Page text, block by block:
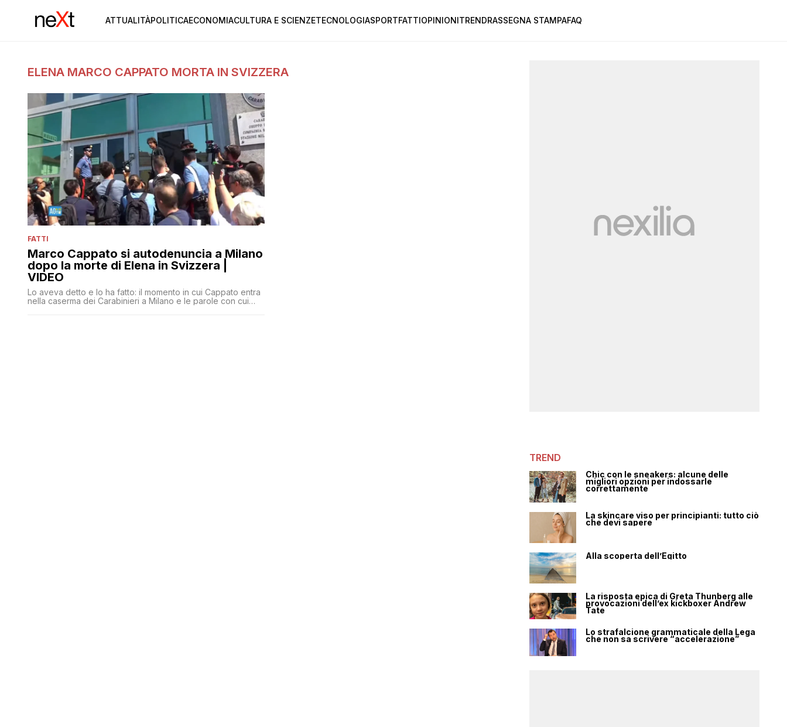
ATTUALITÀPOLITICAECONOMIACULTURA E SCIENZETECNOLOGIASPORTFATTIOPINIONITRENDRASSEGNA STAMPAFAQ
ELENA MARCO CAPPATO MORTA IN SVIZZERA
FATTI
Marco Cappato si autodenuncia a Milano
dopo la morte di Elena in Svizzera |
VIDEO
Lo aveva detto e lo ha fatto: il momento in cui Cappato entra
nella caserma dei Carabinieri a Milano e le parole con cui
TREND
Chic con le sneakers: alcune delle
migliori opzioni per indossarle
correttamente
La skincare viso per principianti: tutto ciò
che devi sapere
Alla scoperta dell’Egitto
La risposta epica di Greta Thunberg alle
provocazioni dell’ex kickboxer Andrew
Tate
Lo strafalcione grammaticale della Lega
che non sa scrivere “accelerazione”